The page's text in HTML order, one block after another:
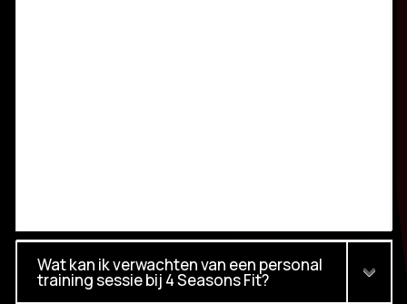
Wat kan ik verwachten van een personal
training sessie bij 4 Seasons Fit?